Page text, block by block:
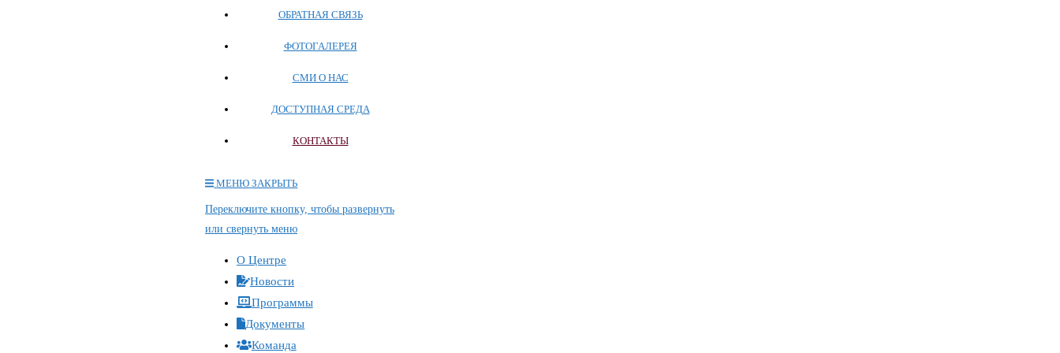
ОБРАТНАЯ СВЯЗЬ
ФОТОГАЛЕРЕЯ
СМИ О НАС
ДОСТУПНАЯ СРЕДА
КОНТАКТЫ
МЕНЮ ЗАКРЫТЬ
Переключите кнопку, чтобы развернуть
или свернуть меню
О Центре
Новости
Программы
Документы
Команда